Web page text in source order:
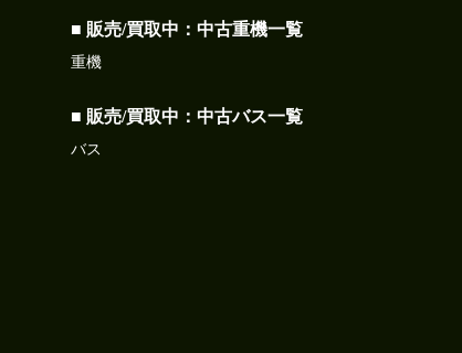
■ 販売/買取中：中古重機一覧
重機
■ 販売/買取中：中古バス一覧
バス